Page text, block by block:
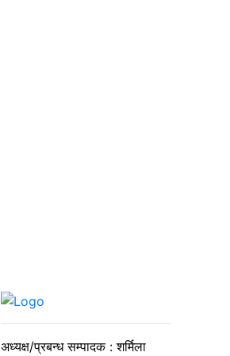
अध्यक्ष/प्रबन्ध सम्पादक : शर्मिला